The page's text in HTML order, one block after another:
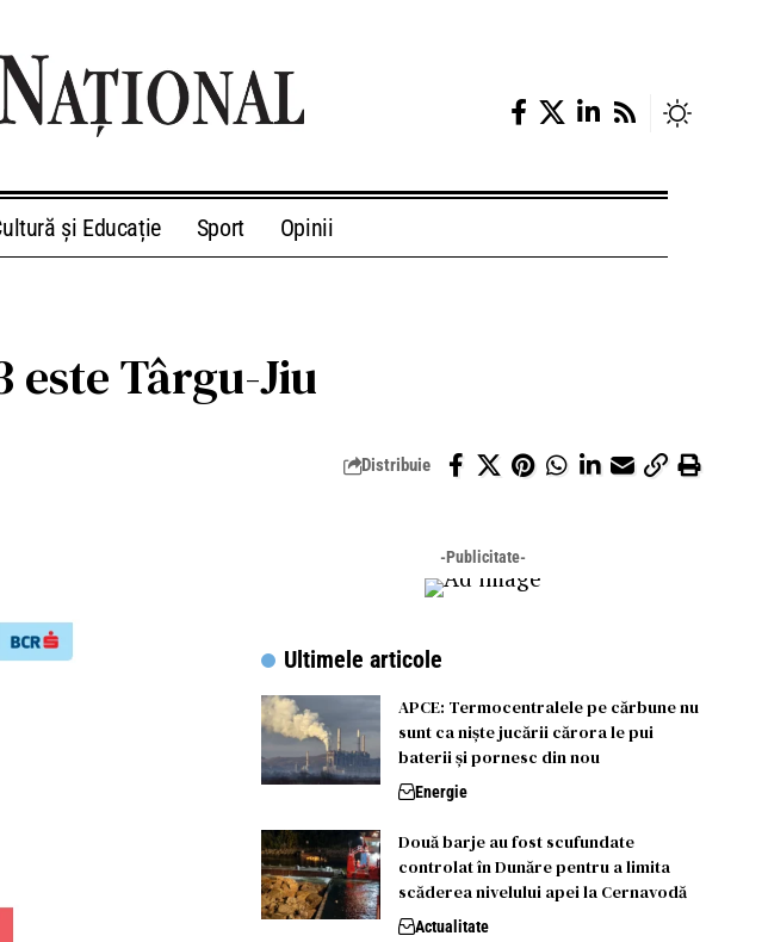
și Educație Sport Opinii
Târgu-Jiu
Distribuie
-Publicitate-
Ultimele articole
APCE: Termocentralele pe cărbune nu
sunt ca niște jucării cărora le pui
baterii și pornesc din nou
Energie
Două barje au fost scufundate
controlat în Dunăre pentru a limita
scăderea nivelului apei la Cernavodă
Actualitate